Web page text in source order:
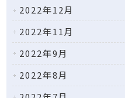
2022年12月
2022年11月
2022年9月
2022年8月